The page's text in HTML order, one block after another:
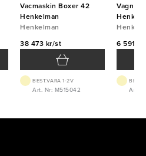
Vacmaskin Boxer 42
Henkelman
Henkelman
38 473 kr/st
BEST.VARA 1-2V
Art. Nr: M515042
Vagn till
6 591
Art.